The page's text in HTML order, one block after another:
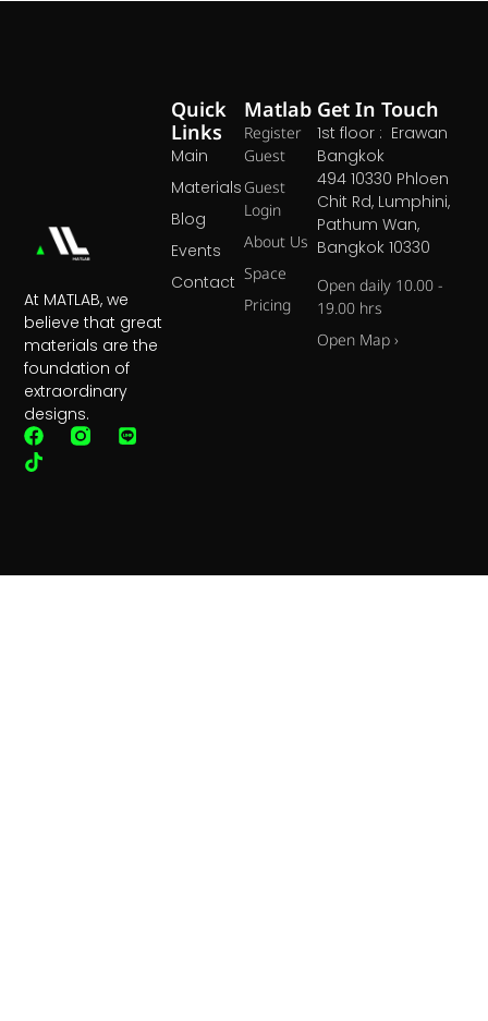
At MATLAB, we
believe that great
materials are the
foundation of
extraordinary
designs.
Matlab
Register
Guest
Guest
Login
About Us
Space
Pricing
Quick
Links
Main
Materials
Blog
Events
Contact
Get In Touch
1st floor : Erawan
Bangkok
494 10330 Phloen
Chit Rd, Lumphini,
Pathum Wan,
Bangkok 10330
Open daily 10.00 -
19.00 hrs
Open Map ›